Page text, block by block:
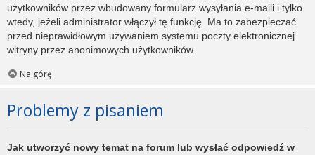
użytkowników przez wbudowany formularz wysyłania e-maili i tylko
wtedy, jeżeli administrator włączył tę funkcję. Ma to zabezpieczać
przed nieprawidłowym używaniem systemu poczty elektronicznej
witryny przez anonimowych użytkowników.
Na górę
Problemy z pisaniem
Jak utworzyć nowy temat na forum lub wysłać odpowiedź w